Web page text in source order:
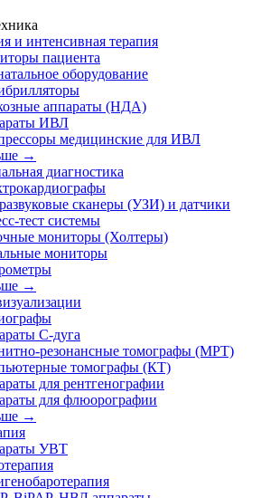
и интенсивная терапия
пациента
оборудование
аппараты (НДА)
ИВЛ
медицинские для ИВЛ
→
диагностика
сканеры (УЗИ) и датчики
тест системы
мониторы (Холтеры)
мониторы
→
C-дуга
резонансные томографы (МРТ)
томографы (КТ)
для рентгенографии
для флюорографии
→
УВТ